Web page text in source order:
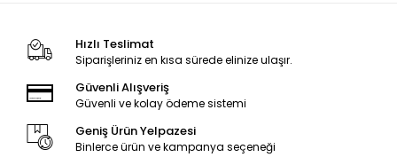
Hızlı Teslimat
Siparişleriniz en kısa sürede elinize ulaşır.
Güvenli Alışveriş
Güvenli ve kolay ödeme sistemi
Geniş Ürün Yelpazesi
Binlerce ürün ve kampanya seçeneği